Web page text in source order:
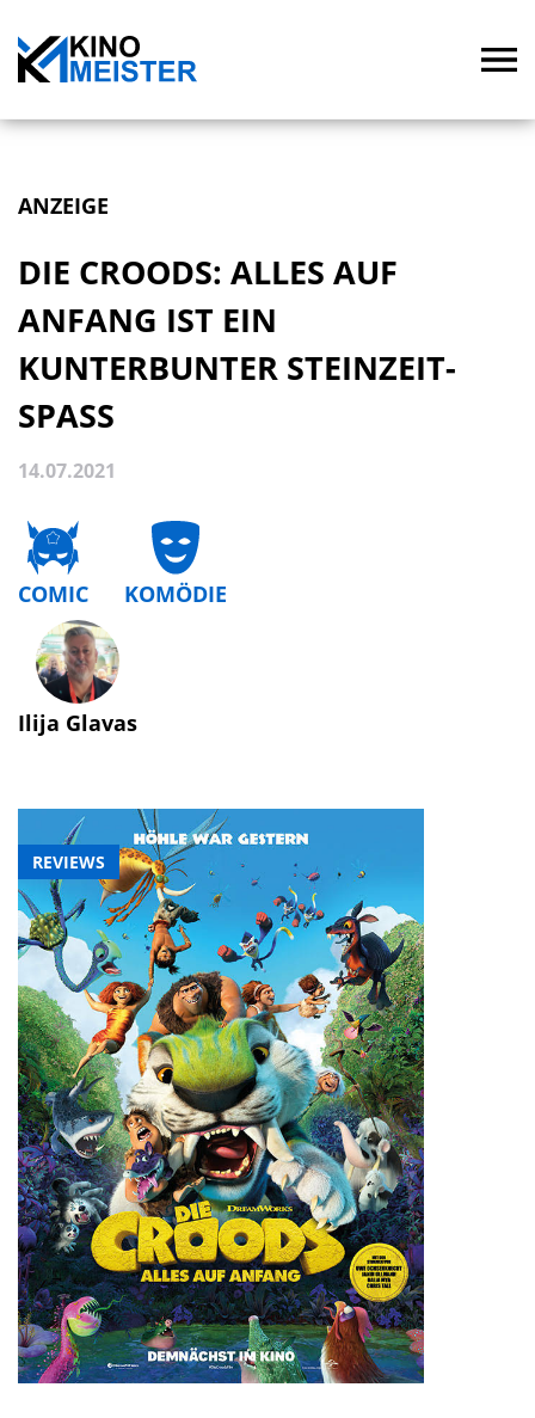
ANZEIGE
REVIEWS
DIE CROODS: ALLES AUF
ANFANG IST EIN
KUNTERBUNTER STEINZEIT-
SPASS
14.07.2021
COMIC KOMÖDIE
Ilija Glavas